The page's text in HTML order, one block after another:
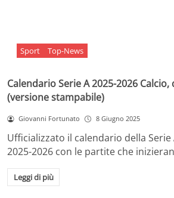
Sport Top-News
Calendario Serie A 2025-2026
(versione stampabile)
Giovanni Fortunato 8 Giugno 2025
Ufficializzato il calendario della
2025-2026 con le partite che
Leggi di più